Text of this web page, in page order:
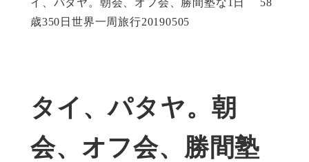
イ、パタヤ。朝会、オフ会、勝間塾な1日 58
歳350日世界一周旅行20190505
タイ、パタヤ。朝
会、オフ会、勝間塾